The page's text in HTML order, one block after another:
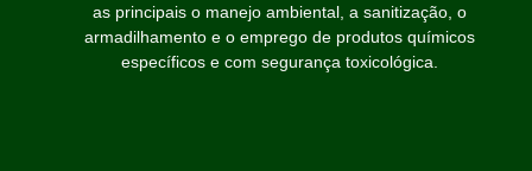
as principais o manejo ambiental, a sanitização, o
armadilhamento e o emprego de produtos químicos
específicos e com segurança toxicológica.